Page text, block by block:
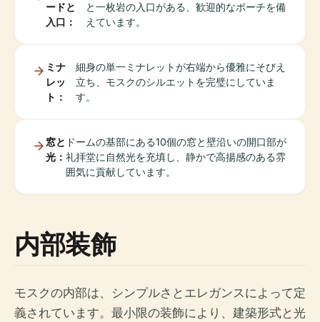
ードと
入口：
と一枚岩の入口がある、歓迎的なポーチを備
えています。
ミナ
レッ
ト：
細身の単一ミナレットが右端から優雅にそびえ
立ち、モスクのシルエットを完璧にしていま
す。
窓と
光：
ドームの基部にある10個の窓と壁沿いの開口部が
礼拝堂に自然光を充填し、静かで高揚感のある雰
囲気に貢献しています。
内部装飾
モスクの内部は、シンプルさとエレガンスによって定
義されています。最小限の装飾により、建築形式と光